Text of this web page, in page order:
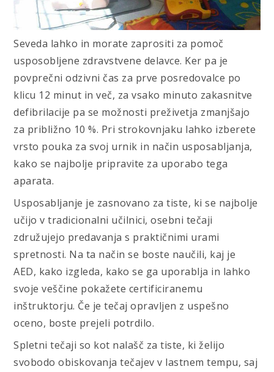
Seveda lahko in morate zaprositi za pomoč
usposobljene zdravstvene delavce. Ker pa je
povprečni odzivni čas za prve posredovalce po
klicu 12 minut in več, za vsako minuto zakasnitve
defibrilacije pa se možnosti preživetja zmanjšajo
za približno 10 %. Pri strokovnjaku lahko izberete
vrsto pouka za svoj urnik in način usposabljanja,
kako se najbolje pripravite za uporabo tega
aparata.
Usposabljanje je zasnovano za tiste, ki se najbolje
učijo v tradicionalni učilnici, osebni tečaji
združujejo predavanja s praktičnimi urami
spretnosti. Na ta način se boste naučili, kaj je
AED, kako izgleda, kako se ga uporablja in lahko
svoje veščine pokažete certificiranemu
inštruktorju. Če je tečaj opravljen z uspešno
oceno, boste prejeli potrdilo.
Spletni tečaji so kot nalašč za tiste, ki želijo
svobodo obiskovanja tečajev v lastnem tempu, saj